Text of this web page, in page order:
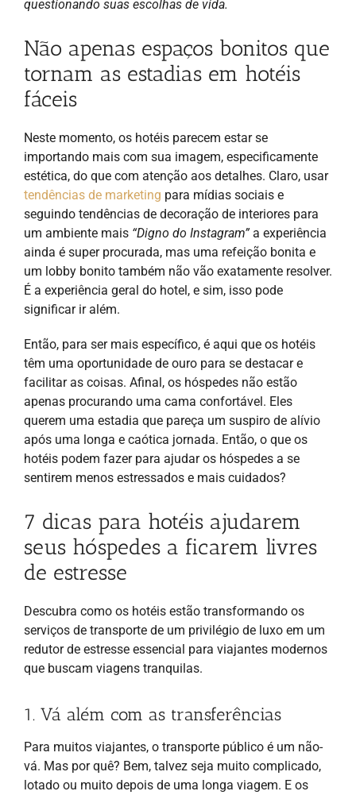
questionando suas escolhas de vida.
Não apenas espaços bonitos que
tornam as estadias em hotéis
fáceis
Neste momento, os hotéis parecem estar se
importando mais com sua imagem, especificamente
estética, do que com atenção aos detalhes. Claro, usar
tendências de marketing para mídias sociais e
seguindo tendências de decoração de interiores para
um ambiente mais “Digno do Instagram”a experiência
ainda é super procurada, mas uma refeição bonita e
um lobby bonito também não vão exatamente resolver.
É a experiência geral do hotel, e sim, isso pode
significar ir além.
Então, para ser mais específico, é aqui que os hotéis
têm uma oportunidade de ouro para se destacar e
facilitar as coisas. Afinal, os hóspedes não estão
apenas procurando uma cama confortável. Eles
querem uma estadia que pareça um suspiro de alívio
após uma longa e caótica jornada. Então, o que os
hotéis podem fazer para ajudar os hóspedes a se
sentirem menos estressados e mais cuidados?
7 dicas para hotéis ajudarem
seus hóspedes a ficarem livres
de estresse
Descubra como os hotéis estão transformando os
serviços de transporte de um privilégio de luxo em um
redutor de estresse essencial para viajantes modernos
que buscam viagens tranquilas.
1. Vá além com as transferências
Para muitos viajantes, o transporte público é um não-
vá. Mas por quê? Bem, talvez seja muito complicado,
lotado ou muito depois de uma longa viagem. E os